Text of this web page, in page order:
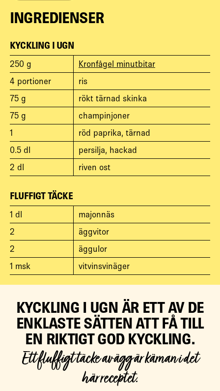
INGREDIENSER
KYCKLING I UGN
250 g
Kronfågel minutbitar
4 portioner
ris
75 g
rökt tärnad skinka
75 g
champinjoner
1
röd paprika, tärnad
0.5 dl
persilja, hackad
2 dl riven ost
FLUFFIGT TÄCKE
1 dl
majonnäs
2
äggvitor
2
äggulor
1 msk vitvinsvinäger
KYCKLING I UGN ÄR ETT AV DE
ENKLASTE SÄTTEN ATT FÅ TILL
EN RIKTIGT GOD KYCKLING.
Ett fluffigt täcke av ägg är kärnan i det
här receptet.